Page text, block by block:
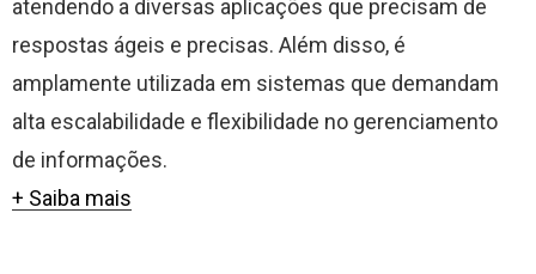
atendendo a diversas aplicações que precisam de
respostas ágeis e precisas. Além disso, é
amplamente utilizada em sistemas que demandam
alta escalabilidade e flexibilidade no gerenciamento
de informações.
+ Saiba mais